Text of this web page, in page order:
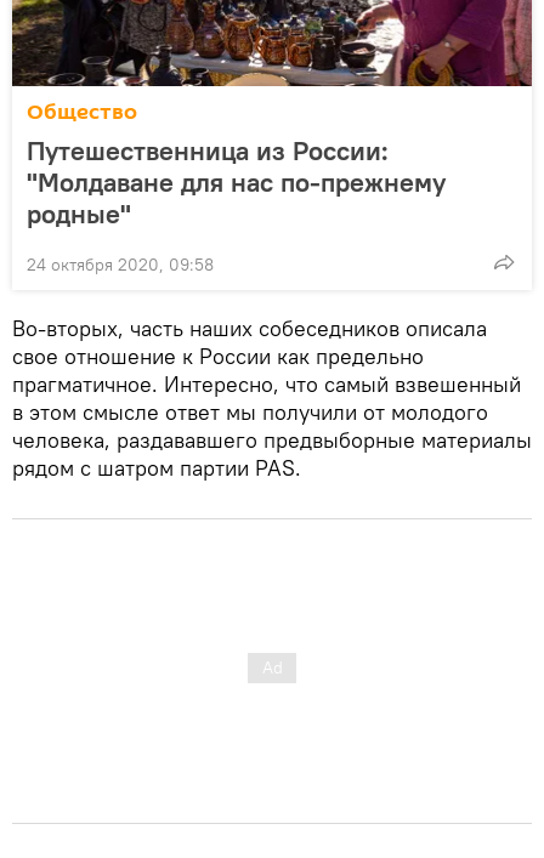
Общество
Путешественница из России:
"Молдаване для нас по-прежнему
родные"
24 октября 2020, 09:58
Во-вторых, часть наших собеседников описала
свое отношение к России как предельно
прагматичное. Интересно, что самый взвешенный
в этом смысле ответ мы получили от молодого
человека, раздававшего предвыборные материалы
рядом с шатром партии PAS.